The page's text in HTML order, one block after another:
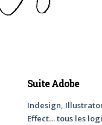
Suite Adobe
Indesign,
Effect… tous les